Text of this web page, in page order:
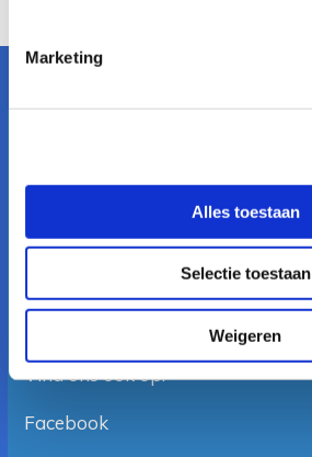
Marketing
Alles toestaan
Selectie toestaan
Weigeren
Maandag 09:30 tot 17:00
Dinsdag 09:30 tot 17:00
Woensdag 09:30 tot 17:00
Donderdag 09:30 tot 17:00
Vrijdag 09:30 tot 17:00
Zaterdag op afspraak
Vind ons ook op:
Facebook